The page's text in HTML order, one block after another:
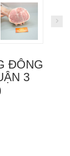
ĐÔNG
3